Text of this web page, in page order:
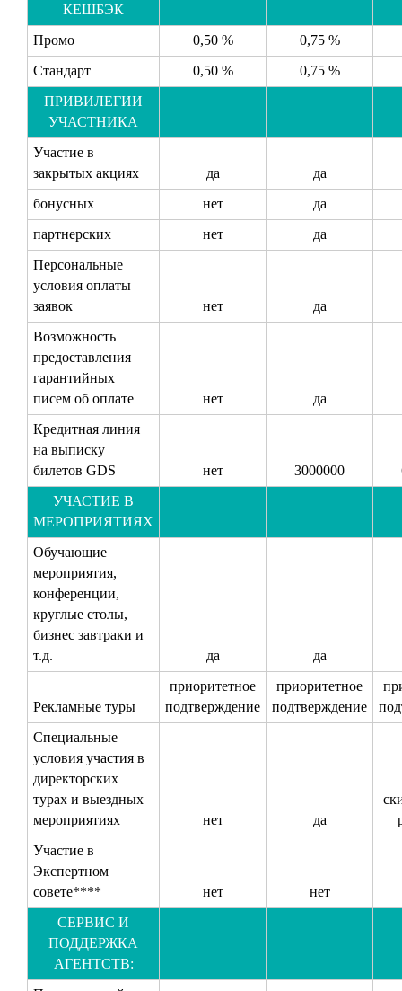
КЕШБЭК
Промо
0,50 %
0,75 %
Стандарт
0,50 %
0,75 %
ПРИВИЛЕГИИ
УЧАСТНИКА
Участие в
закрытых акциях
да
да
бонусных
нет
да
партнерских
нет
да
Персональные
условия оплаты
заявок
нет
да
Возможность
предоставления
гарантийных
писем об оплате
нет
да
Кредитная линия
на выписку
билетов GDS
нет 3000000
УЧАСТИЕ В
МЕРОПРИЯТИЯХ
Обучающие
мероприятия,
конференции,
круглые столы,
бизнес завтраки и
т.д.
да да
Рекламные туры
приоритетное
подтверждение
приоритетное
подтверждение
Специальные
условия участия в
директорских
турах и выездных
мероприятиях
нет да
Участие в
Экспертном
совете****
нет
нет
СЕРВИС И
ПОДДЕРЖКА
АГЕНТСТВ: